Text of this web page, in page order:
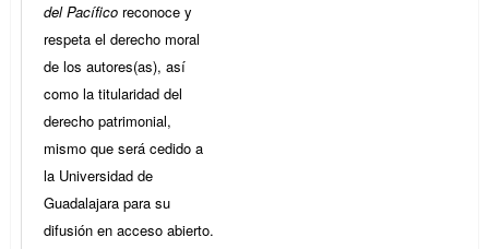
del Pacífico reconoce y
respeta el derecho moral
de los autores(as), así
como la titularidad del
derecho patrimonial,
mismo que será cedido a
la Universidad de
Guadalajara para su
difusión en acceso abierto.